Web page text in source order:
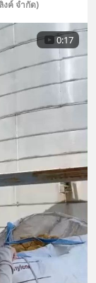
งค์ จำกัด)
0:17